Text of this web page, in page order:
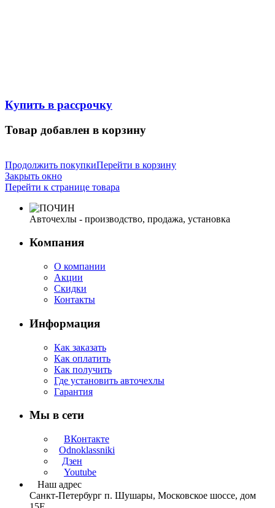
Купить в рассрочку
Товар добавлен в корзину
Продолжить покупкиПерейти в корзину
Закрыть окно
Перейти к странице товара
Авточехлы - производство, продажа, установка
Компания
О компании
Акции
Скидки
Контакты
Информация
Как заказать
Как оплатить
Как получить
Где установить авточехлы
Гарантия
Мы в сети
ВКонтакте
Odnoklassniki
Дзен
Youtube
Наш адрес
Санкт-Петербург п. Шушары, Московское шоссе, дом